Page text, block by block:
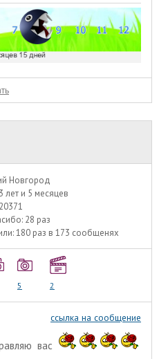
Новгород
лет и 5 месяцев
20371
28 раз
180 раз в 173 сообщенях
5 2
ссылка на сообщение
вас